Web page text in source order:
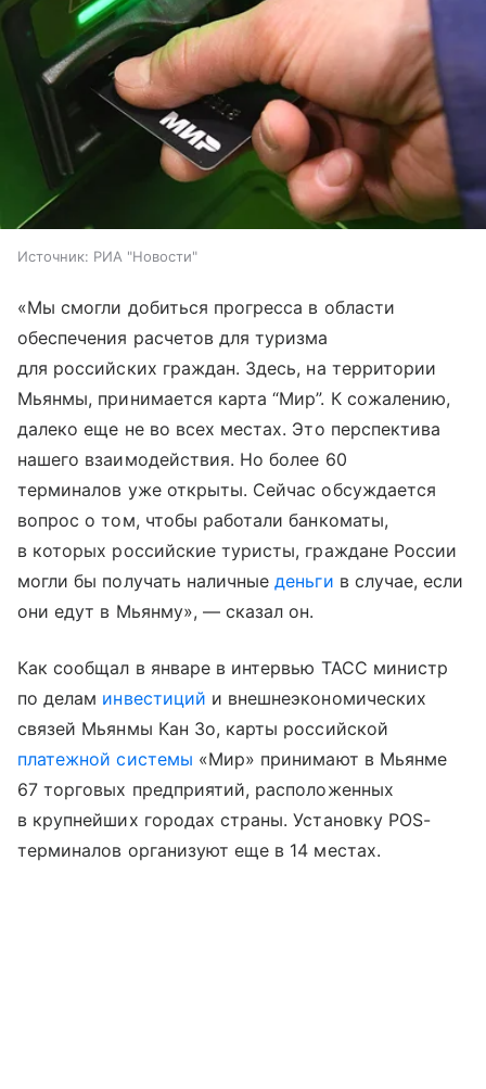
Источник: РИА "Новости"
«Мы смогли добиться прогресса в области
обеспечения расчетов для туризма
для российских граждан. Здесь, на территории
Мьянмы, принимается карта “Мир”. К сожалению,
далеко еще не во всех местах. Это перспектива
нашего взаимодействия. Но более 60
терминалов уже открыты. Сейчас обсуждается
вопрос о том, чтобы работали банкоматы,
в которых российские туристы, граждане России
могли бы получать наличныеденьги в случае, если
они едут в Мьянму», — сказал он.
Как сообщал в январе в интервью ТАСС министр
по делам инвестиций и внешнеэкономических
связей Мьянмы Кан Зо, карты российской
платежной системы «Мир» принимают в Мьянме
67 торговых предприятий, расположенных
в крупнейших городах страны. Установку POS-
терминалов организуют еще в 14 местах.